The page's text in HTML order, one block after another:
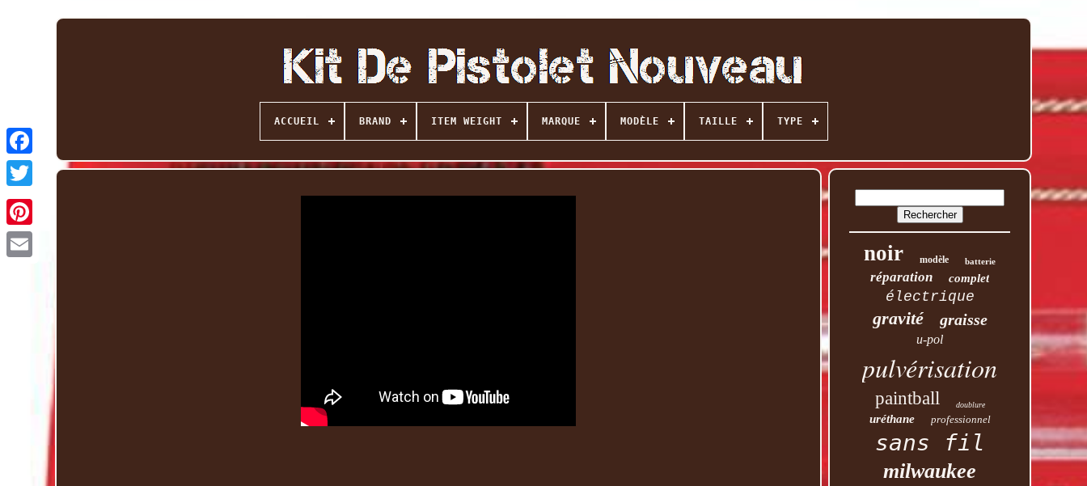
Facebook
Twitter
ACCUEIL BRAND ITEM WEIGHT MARQUE MODÈLE TAILLE TYPE
noir modèle batterie
réparation complet
électrique
gravité graisse
u-pol
pulvérisation
paintball doublure
uréthane professionnel
sans fil
milwaukee